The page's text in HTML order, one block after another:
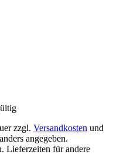
zzgl. Versandkosten und
angegeben.
Lieferzeiten für andere